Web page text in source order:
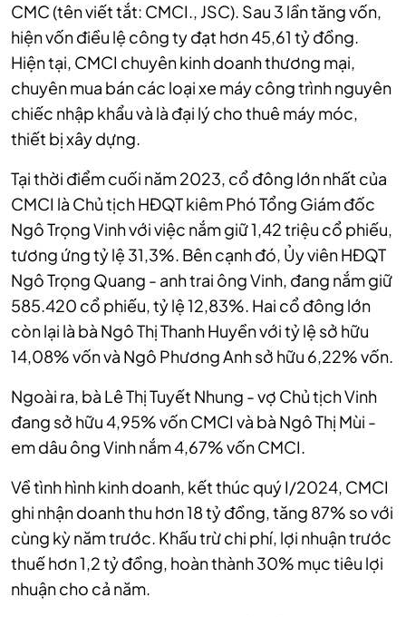
CMC (tên viết tắt: CMCI., JSC). Sau 3 lần tăng vốn,
hiện vốn điều lệ công ty đạt hơn 45,61 tỷ đồng.
Hiện tại, CMCI chuyên kinh doanh thương mại,
chuyên mua bán các loại xe máy công trình nguyên
chiếc nhập khẩu và là đại lý cho thuê máy móc,
thiết bị xây dựng.
Tại thời điểm cuối năm 2023, cổ đông lớn nhất của
CMCI là Chủ tịch HĐQT kiêm Phó Tổng Giám đốc
Ngô Trọng Vinh với việc nắm giữ 1,42 triệu cổ phiếu,
tương ứng tỷ lệ 31,3%. Bên cạnh đó, Ủy viên HĐQT
Ngô Trọng Quang - anh trai ông Vinh, đang nắm giữ
585.420 cổ phiếu, tỷ lệ 12,83%. Hai cổ đông lớn
còn lại là bà Ngô Thị Thanh Huyền với tỷ lệ sở hữu
14,08% vốn và Ngô Phương Anh sở hữu 6,22% vốn.
Ngoài ra, bà Lê Thị Tuyết Nhung - vợ Chủ tịch Vinh
đang sở hữu 4,95% vốn CMCI và bà Ngô Thị Mùi -
em dâu ông Vinh nắm 4,67% vốn CMCI.
Về tình hình kinh doanh, kết thúc quý I/2024, CMCI
ghi nhận doanh thu hơn 18 tỷ đồng, tăng 87% so với
cùng kỳ năm trước. Khấu trừ chi phí, lợi nhuận trước
thuế hơn 1,2 tỷ đồng, hoàn thành 30% mục tiêu lợi
nhuận cho cả năm.